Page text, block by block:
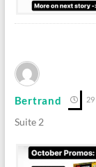
Bertrand
Suite 2